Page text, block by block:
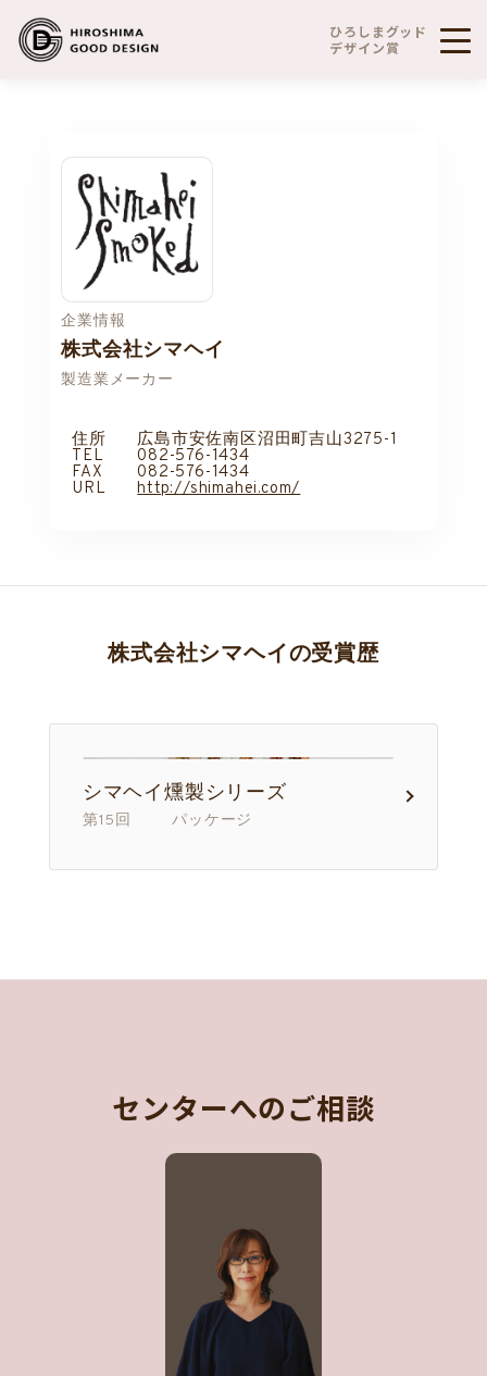
ひろしまグッド
デザイン賞
企業情報
株式会社シマヘイ
製造業メーカー
住所 広島市安佐南区沼田町吉山3275-1
TEL 082-576-1434
FAX 082-576-1434
URL http://shimahei.com/
株式会社シマヘイの受賞歴
シマヘイ燻製シリーズ
第15回 パッケージ
センターへのご相談